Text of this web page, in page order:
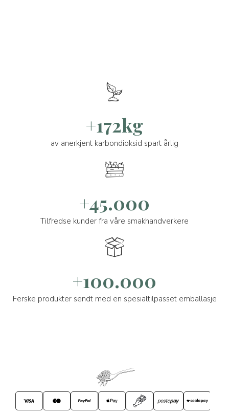
+172kg
av anerkjent karbondioksid spart årlig
+45.000
Tilfredse kunder fra våre smakhandverkere
+100.000
Ferske produkter sendt med en spesialtilpasset emballasje